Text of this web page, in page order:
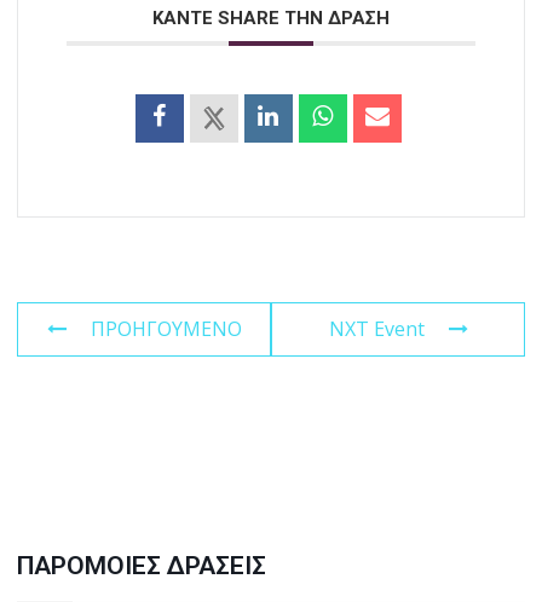
ΚΑΝΤΕ SHARE ΤΗΝ ΔΡΑΣΗ
ΠΡΟΗΓΟΥΜΕΝΟ NXT Event
ΠΑΡΟΜΟΙΕΣ ΔΡΑΣΕΙΣ